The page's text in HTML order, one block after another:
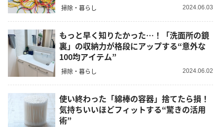
掃除・暮らし 2024.06.03
もっと早く知りたかった…！「洗面所の鏡
裏」の収納力が格段にアップする“意外な
100均アイテム”
掃除・暮らし 2024.06.02
使い終わった「綿棒の容器」捨てたら損！
気持ちいいほどフィットする“驚きの活用
術”